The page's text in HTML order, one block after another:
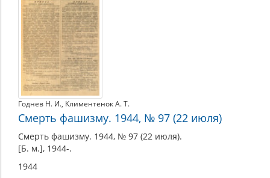
Годнев Н. И., Климентенок А. Т.
Смерть фашизму. 1944, № 97 (22 июля)
Смерть фашизму. 1944, № 97 (22 июля).
[Б. м.], 1944-.
1944